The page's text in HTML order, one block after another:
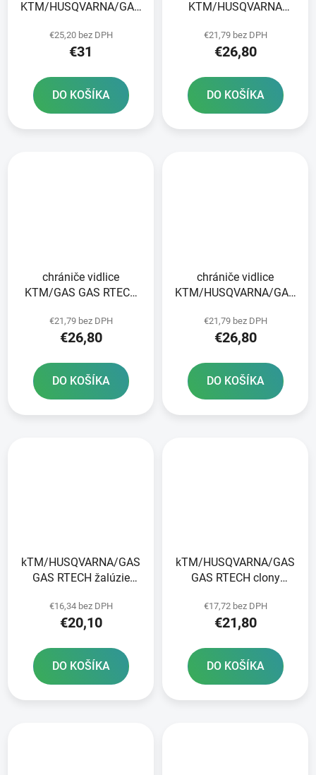
KTM/HUSQVARNA/GAS
€25,20 bez DPH
€31
DO KOŠÍKA
KTM/HUSQVARNA
€21,79 bez DPH
€26,80
DO KOŠÍKA
chrániče vidlice
KTM/GAS GAS RTECH
€21,79 bez DPH
€26,80
DO KOŠÍKA
chrániče vidlice
KTM/HUSQVARNA/GAS
€21,79 bez DPH
€26,80
DO KOŠÍKA
kTM/HUSQVARNA/GAS
GAS RTECH žalúzie
€16,34 bez DPH
€20,10
DO KOŠÍKA
kTM/HUSQVARNA/GAS
GAS RTECH clony
€17,72 bez DPH
€21,80
DO KOŠÍKA